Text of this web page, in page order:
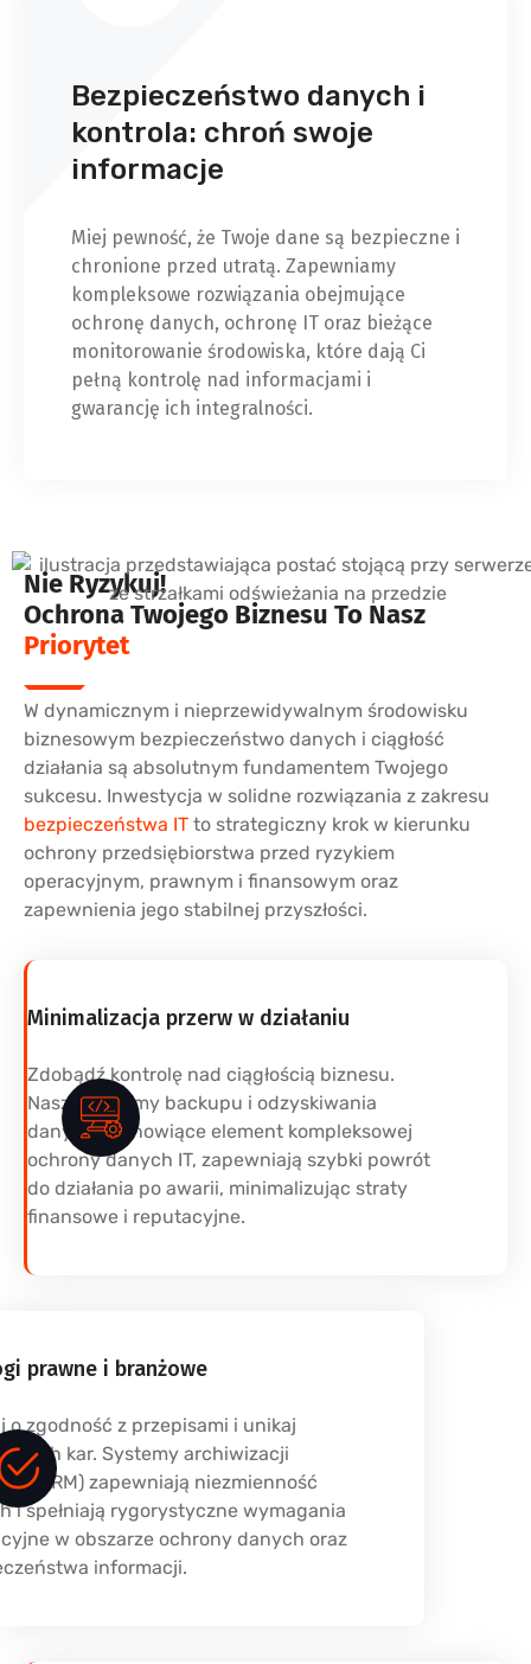
Bezpieczeństwo danych i
kontrola: chroń swoje
informacje
Miej pewność, że Twoje dane są bezpieczne i
chronione przed utratą. Zapewniamy
kompleksowe rozwiązania obejmujące
ochronę danych, ochronę IT oraz bieżące
monitorowanie środowiska, które dają Ci
pełną kontrolę nad informacjami i
gwarancję ich integralności.
Nie Ryzykuj!
Ochrona Twojego Biznesu To Nasz
Priorytet
W dynamicznym i nieprzewidywalnym środowisku
biznesowym bezpieczeństwo danych i ciągłość
działania są absolutnym fundamentem Twojego
sukcesu. Inwestycja w solidne rozwiązania z zakresu
bezpieczeństwa IT to strategiczny krok w kierunku
ochrony przedsiębiorstwa przed ryzykiem
operacyjnym, prawnym i finansowym oraz
zapewnienia jego stabilnej przyszłości.
Minimalizacja przerw w działaniu
Zdobądź kontrolę nad ciągłością biznesu.
Nasze systemy backupu i odzyskiwania
danych, stanowiące element kompleksowej
ochrony danych IT, zapewniają szybki powrót
do działania po awarii, minimalizując straty
finansowe i reputacyjne.
prawne i branżowe
o zgodność z przepisami i unikaj
kar. Systemy archiwizacji
(WORM) zapewniają niezmienność
i spełniają rygorystyczne wymagania
w obszarze ochrony danych oraz
informacji.